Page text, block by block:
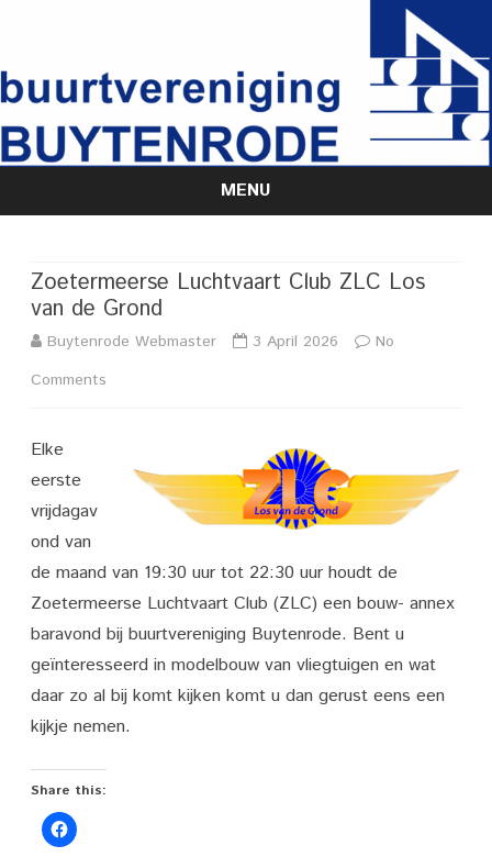
MENU
Skip
Zoetermeerse Luchtvaart Club ZLC Los
van de Grond
Buytenrode Webmaster 3 April 2026
No
Comments
Los
van
de
Grond
Elke
eerste
vrijdagav
ond van
de maand van 19:30 uur tot 22:30 uur houdt de
Zoetermeerse Luchtvaart Club (ZLC) een bouw- annex
baravond bij buurtvereniging Buytenrode. Bent u
geïnteresseerd in modelbouw van vliegtuigen en wat
daar zo al bij komt kijken komt u dan gerust eens een
kijkje nemen.
Share this: